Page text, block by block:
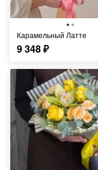
Карамельный Латте
9 348₽